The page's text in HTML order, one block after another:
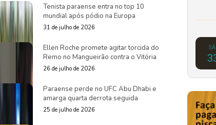
Tenista paraense entra no top 10
mundial após pódio na Europa
31 de julho de 2026
Ellen Roche promete agitar torcida do
Remo no Mangueirão contra o Vitória
26 de julho de 2026
Paraense perde no UFC Abu Dhabi e
amarga quarta derrota seguida
25 de julho de 2026